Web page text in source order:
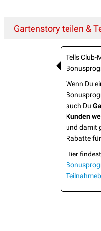
Gartenstory teilen &
Tells Club-
Wenn Du
auch Du
Kunden
und damit
Rabatte
Hier